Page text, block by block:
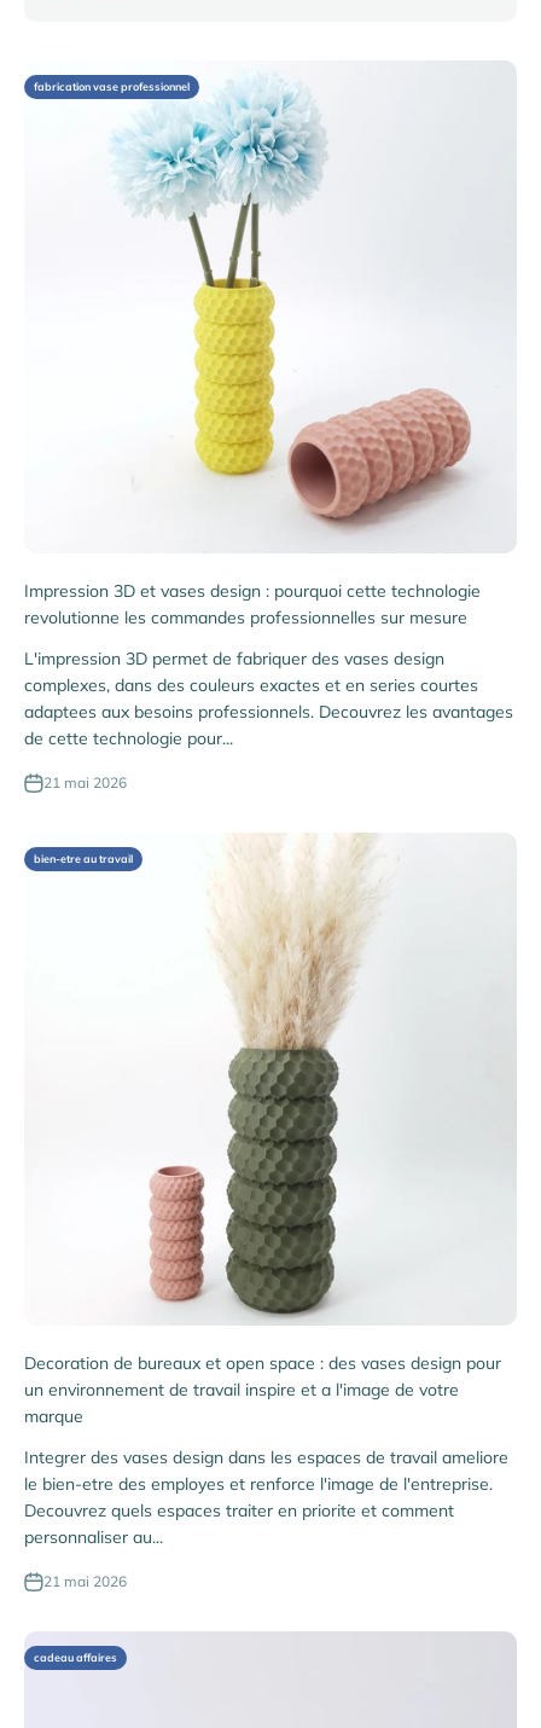
fabrication vase professionnel
Impression 3D et vases design : pourquoi cette technologie
revolutionne les commandes professionnelles sur mesure
L'impression 3D permet de fabriquer des vases design
complexes, dans des couleurs exactes et en series courtes
adaptees aux besoins professionnels. Decouvrez les avantages
de cette technologie pour...
21 mai 2026
bien-etre au travail
Decoration de bureaux et open space : des vases design pour
un environnement de travail inspire et a l'image de votre
marque
Integrer des vases design dans les espaces de travail ameliore
le bien-etre des employes et renforce l'image de l'entreprise.
Decouvrez quels espaces traiter en priorite et comment
personnaliser au...
21 mai 2026
cadeau affaires